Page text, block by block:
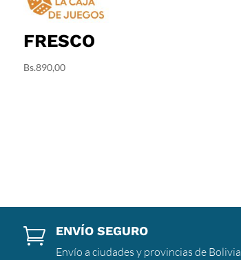
FRESCO
Bs.890,00
 ENVÍO SEGURO
Envío a ciudades y provincias de Bolivia